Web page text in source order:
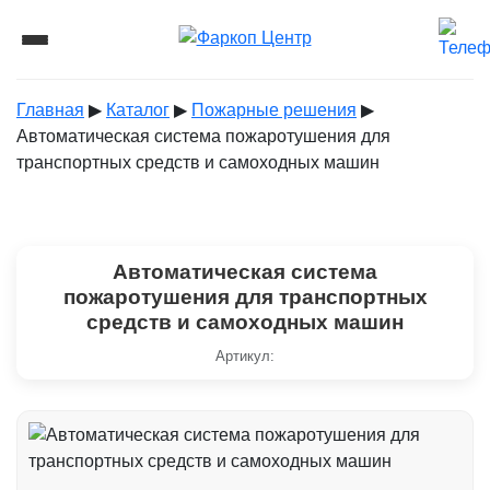
Главная ▶︎ Каталог ▶︎ Пожарные решения ▶︎
Автоматическая система пожаротушения для
транспортных средств и самоходных машин
Автоматическая система
пожаротушения для транспортных
средств и самоходных машин
Артикул: